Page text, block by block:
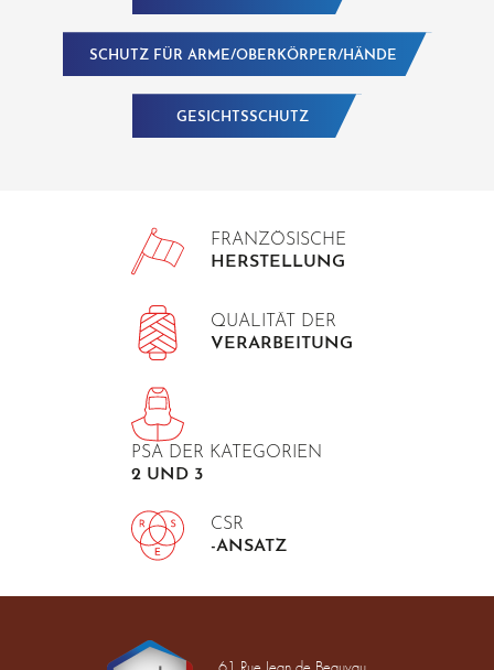
SCHUTZ FÜR ARME/OBERKÖRPER/HÄNDE
GESICHTSSCHUTZ
FRANZÖSISCHE
HERSTELLUNG
QUALITÄT DER
VERARBEITUNG
PSA DER KATEGORIEN
2 UND 3
CSR
-ANSATZ